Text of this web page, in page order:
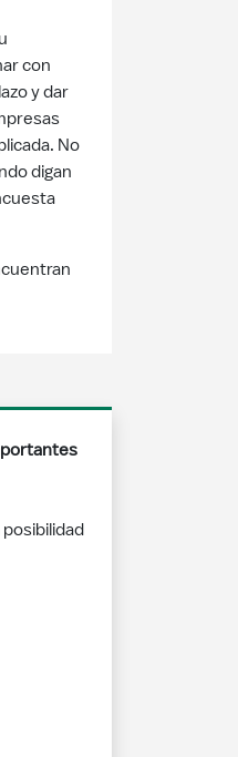
con
y dar
No
digan